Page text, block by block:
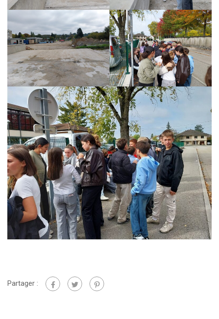
Partager :